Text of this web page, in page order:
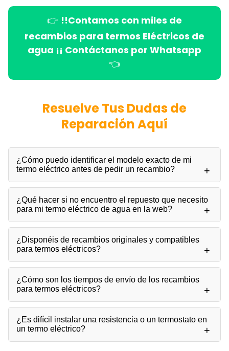
👉 !!Contamos con miles de
recambios para termos Eléctricos de
agua ¡¡ Contáctanos por Whatsapp
👈
Resuelve Tus Dudas de
Reparación Aquí
¿Cómo puedo identificar el modelo exacto de mi
termo eléctrico antes de pedir un recambio?
¿Qué hacer si no encuentro el repuesto que necesito
para mi termo eléctrico de agua en la web?
¿Disponéis de recambios originales y compatibles
para termos eléctricos?
¿Cómo son los tiempos de envío de los recambios
para termos eléctricos?
¿Es difícil instalar una resistencia o un termostato en
un termo eléctrico?